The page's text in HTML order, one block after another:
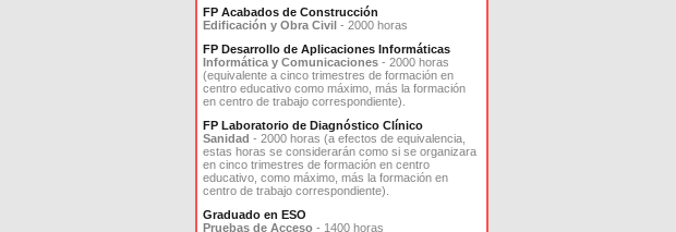
FP Acabados de Construcción
Edificación y Obra Civil - 2000 horas
FP Desarrollo de Aplicaciones Informáticas
Informática y Comunicaciones - 2000 horas
(equivalente a cinco trimestres de formación en
centro educativo como máximo, más la formación
en centro de trabajo correspondiente).
FP Laboratorio de Diagnóstico Clínico
Sanidad - 2000 horas (a efectos de equivalencia,
estas horas se considerarán como si se organizara
en cinco trimestres de formación en centro
educativo, como máximo, más la formación en
centro de trabajo correspondiente).
Graduado en ESO
Pruebas de Acceso - 1400 horas